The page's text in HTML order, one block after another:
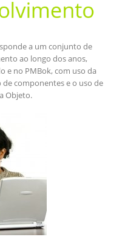
a um conjunto de
ao longo dos anos,
e no PMBok, com uso da
de componentes e o uso de
Objeto.